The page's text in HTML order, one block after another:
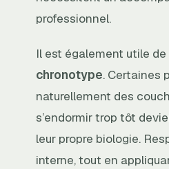
professionnel.
Il est également utile
chronotype. Certaines
naturellement des
s’endormir trop tôt
leur propre biologie.
interne, tout en